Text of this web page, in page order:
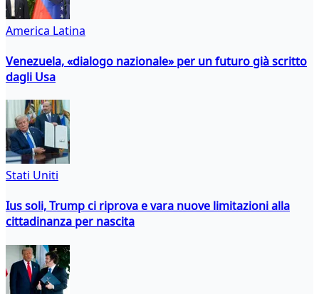
America Latina
Venezuela, «dialogo nazionale» per un futuro già scritto
dagli Usa
Stati Uniti
Ius soli, Trump ci riprova e vara nuove limitazioni alla
cittadinanza per nascita